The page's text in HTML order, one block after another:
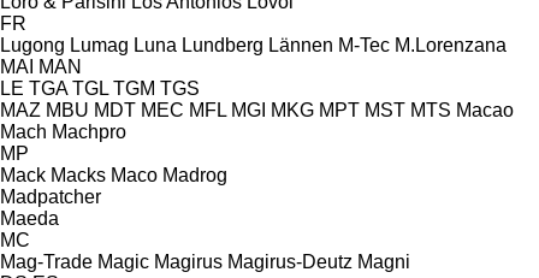
FR
Lugong Lumag Luna Lundberg Lännen M-Tec M.Lorenzana
MAI MAN
LE TGA TGL TGM TGS
MAZ MBU MDT MEC MFL MGI MKG MPT MST MTS Macao
Mach Machpro
MP
Mack Macks Maco Madrog
Madpatcher
Maeda
MC
Mag-Trade Magic Magirus Magirus-Deutz Magni